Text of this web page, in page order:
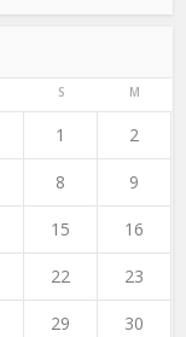
S M
1 2
8 9
15 16
22 23
29 30